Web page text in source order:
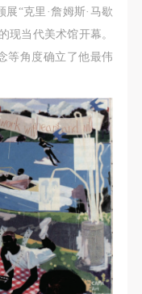
“克里·詹姆斯·马歇
现当代美术馆开幕。
等角度确立了他最伟
权的任何媒介
承担。
需支付甲方任何
好协商后可作为
法律法规规定。
章）、勾选之日
权的任何媒介
承担。
需支付甲方任何
好协商后可作为
法律法规规定。
章）、勾选之日
权的任何媒介
承担。
需支付甲方任何
好协商后可作为
法律法规规定。
章）、勾选之日